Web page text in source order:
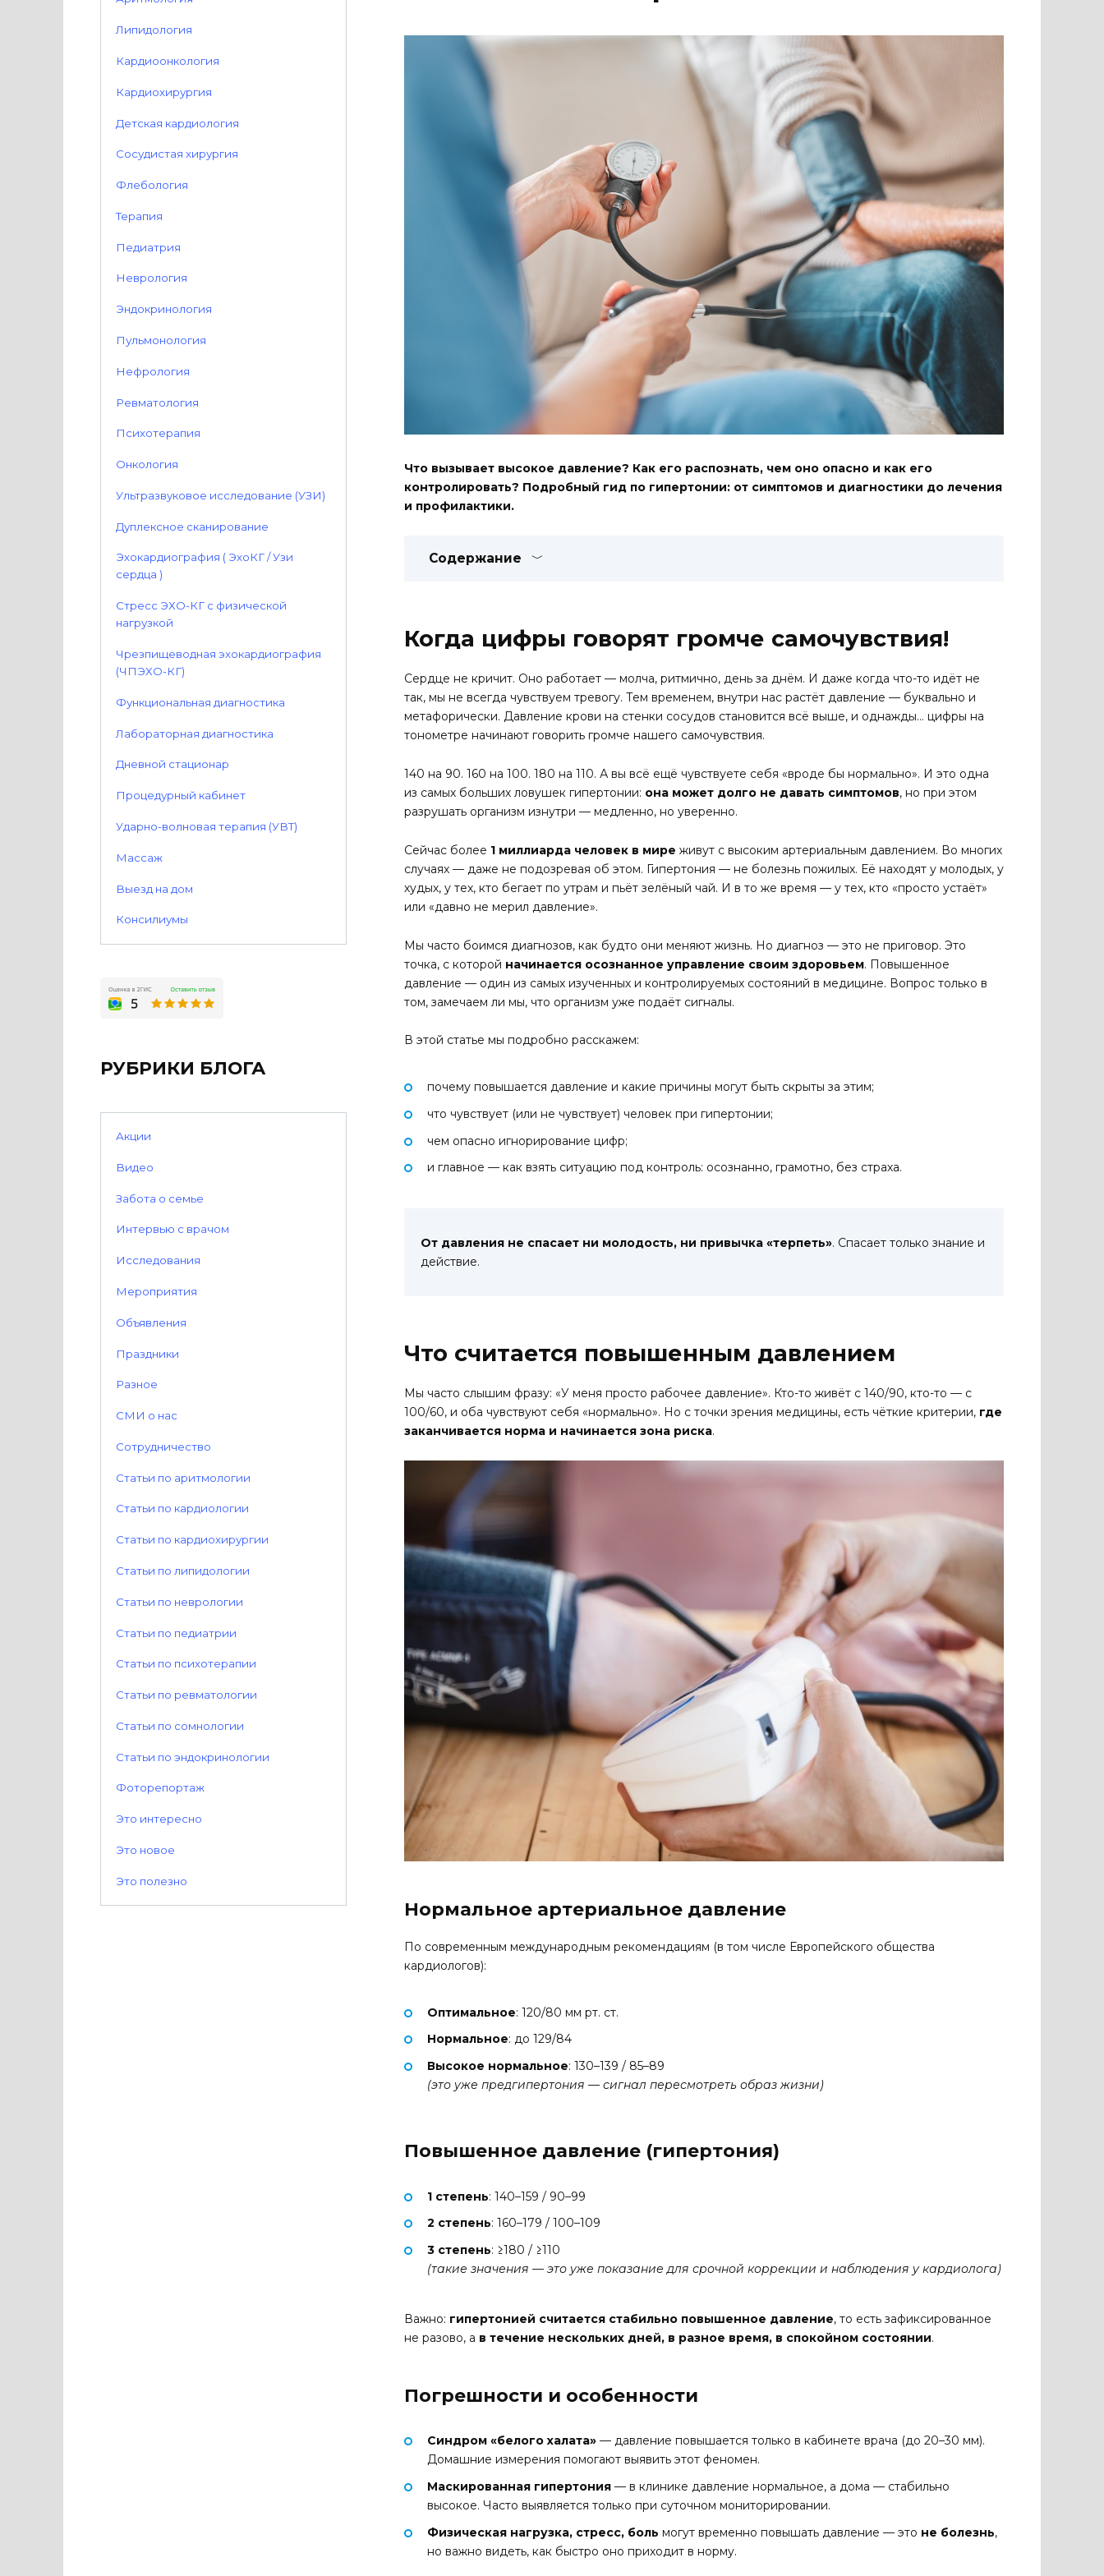
Что вызывает высокое давление? Как его распознать, чем оно опасно и как его
контролировать? Подробный гид по гипертонии: от симптомов и диагностики до лечения
и профилактики.
Содержание
Когда цифры говорят громче самочувствия!
Сердце не кричит. Оно работает — молча, ритмично, день за днём. И даже когда что-то идёт не
так, мы не всегда чувствуем тревогу. Тем временем, внутри нас растёт давление — буквально и
метафорически. Давление крови на стенки сосудов становится всё выше, и однажды… цифры на
тонометре начинают говорить громче нашего самочувствия.
140 на 90. 160 на 100. 180 на 110. А вы всё ещё чувствуете себя «вроде бы нормально». И это одна
из самых больших ловушек гипертонии: она может долго не давать симптомов, но при этом
разрушать организм изнутри — медленно, но уверенно.
Сейчас более 1 миллиарда человек в мире живут с высоким артериальным давлением. Во многих
случаях — даже не подозревая об этом. Гипертония — не болезнь пожилых. Её находят у молодых, у
худых, у тех, кто бегает по утрам и пьёт зелёный чай. И в то же время — у тех, кто «просто устаёт»
или «давно не мерил давление».
Мы часто боимся диагнозов, как будто они меняют жизнь. Но диагноз — это не приговор. Это
точка, с которой начинается осознанное управление своим здоровьем. Повышенное
давление — один из самых изученных и контролируемых состояний в медицине. Вопрос только в
том, замечаем ли мы, что организм уже подаёт сигналы.
В этой статье мы подробно расскажем:
почему повышается давление и какие причины могут быть скрыты за этим;
что чувствует (или не чувствует) человек при гипертонии;
чем опасно игнорирование цифр;
и главное — как взять ситуацию под контроль: осознанно, грамотно, без страха.
От давления не спасает ни молодость, ни привычка «терпеть». Спасает только знание и
действие.
Что считается повышенным давлением
Мы часто слышим фразу: «У меня просто рабочее давление». Кто-то живёт с 140/90, кто-то — с
100/60, и оба чувствуют себя «нормально». Но с точки зрения медицины, есть чёткие критерии, где
заканчивается норма и начинается зона риска.
Нормальное артериальное давление
По современным международным рекомендациям (в том числе Европейского общества
кардиологов):
Оптимальное: 120/80 мм рт. ст.
Нормальное: до 129/84
Высокое нормальное: 130–139 / 85–89
(это уже предгипертония — сигнал пересмотреть образ жизни)
Повышенное давление (гипертония)
1 степень: 140–159 / 90–99
2 степень: 160–179 / 100–109
3 степень: ≥180 / ≥110
(такие значения — это уже показание для срочной коррекции и наблюдения у кардиолога)
Важно: гипертонией считается стабильно повышенное давление, то есть зафиксированное
не разово, а в течение нескольких дней, в разное время, в спокойном состоянии.
Погрешности и особенности
Синдром «белого халата» — давление повышается только в кабинете врача (до 20–30 мм).
Домашние измерения помогают выявить этот феномен.
Маскированная гипертония — в клинике давление нормальное, а дома — стабильно
высокое. Часто выявляется только при суточном мониторировании.
Физическая нагрузка, стресс, боль могут временно повышать давление — это не болезнь,
но важно видеть, как быстро оно приходит в норму.
Липидология
Кардиоонкология
Кардиохирургия
Детская кардиология
Сосудистая хирургия
Флебология
Терапия
Педиатрия
Неврология
Эндокринология
Пульмонология
Нефрология
Ревматология
Психотерапия
Онкология
Ультразвуковое исследование (УЗИ)
Дуплексное сканирование
Эхокардиография ( ЭхоКГ / Узи
сердца )
Стресс ЭХО-КГ с физической
нагрузкой
Чрезпищеводная эхокардиография
(ЧПЭХО-КГ)
Функциональная диагностика
Лабораторная диагностика
Дневной стационар
Процедурный кабинет
Ударно-волновая терапия (УВТ)
Массаж
Выезд на дом
Консилиумы
РУБРИКИ БЛОГА
Акции
Видео
Забота о семье
Интервью с врачом
Исследования
Мероприятия
Объявления
Праздники
Разное
СМИ о нас
Сотрудничество
Статьи по аритмологии
Статьи по кардиологии
Статьи по кардиохирургии
Статьи по липидологии
Статьи по неврологии
Статьи по педиатрии
Статьи по психотерапии
Статьи по ревматологии
Статьи по сомнологии
Статьи по эндокринологии
Фоторепортаж
Это интересно
Это новое
Это полезно